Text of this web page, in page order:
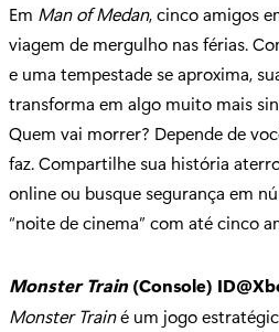
Em Man of Medan, cinco amigos
viagem de mergulho nas férias.
e uma tempestade se aproxima,
transforma em algo muito mais
Quem vai morrer? Depende de
faz. Compartilhe sua história
online ou busque segurança em
“noite de cinema” com até cinco
Monster Train(Console)
Monster Trainé um jogo